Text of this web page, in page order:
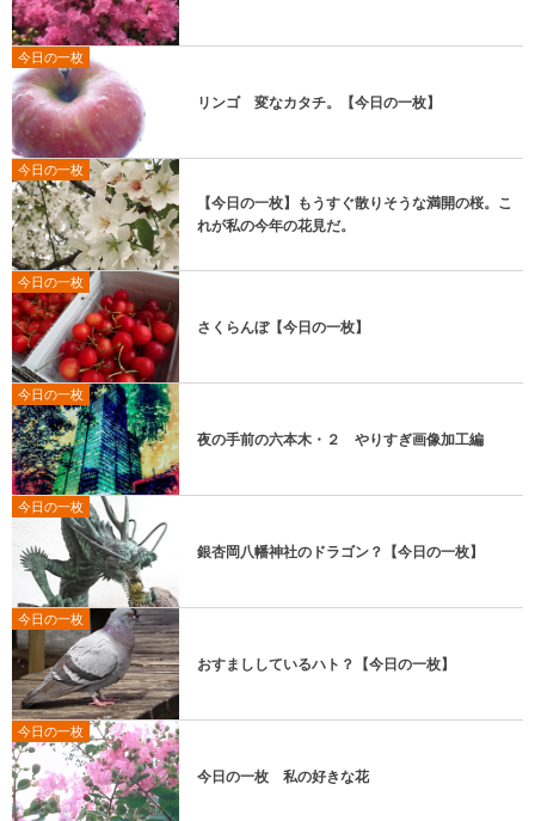
今日の一枚
リンゴ 変なカタチ。【今日の一枚】
今日の一枚
【今日の一枚】もうすぐ散りそうな満開の桜。こ
れが私の今年の花見だ。
今日の一枚
さくらんぼ【今日の一枚】
今日の一枚
夜の手前の六本木・２ やりすぎ画像加工編
今日の一枚
銀杏岡八幡神社のドラゴン？【今日の一枚】
今日の一枚
おすまししているハト？【今日の一枚】
今日の一枚
今日の一枚 私の好きな花